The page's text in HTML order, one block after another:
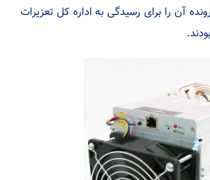
آن را برای رسیدگی به اداره کل تعزیرات